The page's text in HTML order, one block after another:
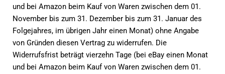
und bei Amazon beim Kauf von Waren zwischen dem 01.
November bis zum 31. Dezember bis zum 31. Januar des
Folgejahres, im übrigen Jahr einen Monat) ohne Angabe
von Gründen diesen Vertrag zu widerrufen. Die
Widerrufsfrist beträgt vierzehn Tage (bei eBay einen Monat
und bei Amazon beim Kauf von Waren zwischen dem 01.